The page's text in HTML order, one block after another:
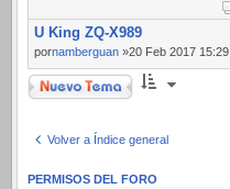
U King ZQ-X989
pornamberguan »20 Feb 2017 15:29
Nuevo Tema
Volver a Índice general
PERMISOS DEL FORO